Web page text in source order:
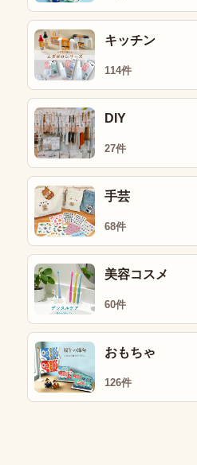
キッチン
114件
DIY
27件
手芸
68件
美容コスメ
60件
おもちゃ
126件